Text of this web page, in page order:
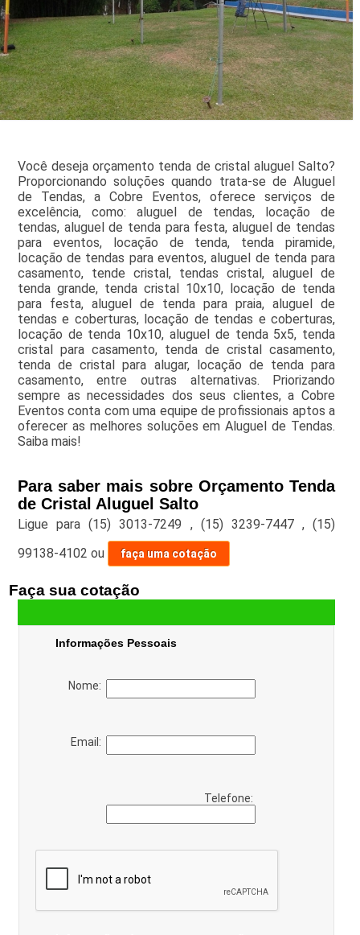
Você deseja orçamento tenda de cristal aluguel Salto?
Proporcionando soluções quando trata-se de Aluguel
de Tendas, a Cobre Eventos, oferece serviços de
excelência, como: aluguel de tendas, locação de
tendas, aluguel de tenda para festa, aluguel de tendas
para eventos, locação de tenda, tenda piramide,
locação de tendas para eventos, aluguel de tenda para
casamento, tende cristal, tendas cristal, aluguel de
tenda grande, tenda cristal 10x10, locação de tenda
para festa, aluguel de tenda para praia, aluguel de
tendas e coberturas, locação de tendas e coberturas,
locação de tenda 10x10, aluguel de tenda 5x5, tenda
cristal para casamento, tenda de cristal casamento,
tenda de cristal para alugar, locação de tenda para
casamento, entre outras alternativas. Priorizando
sempre as necessidades dos seus clientes, a Cobre
Eventos conta com uma equipe de profissionais aptos a
oferecer as melhores soluções em Aluguel de Tendas.
Saiba mais!
Para saber mais sobre Orçamento Tenda
de Cristal Aluguel Salto
Ligue para(15) 3013-7249 , (15) 3239-7447 ,(15)
99138-4102 ou faça uma cotação
Faça sua cotação
Informações Pessoais
Nome:
Email:
Telefone: